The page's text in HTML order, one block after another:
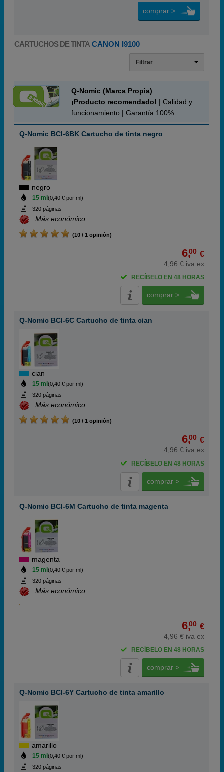
comprar >
CARTUCHOS DE TINTA CANON I9100
Filtrar
Q-Nomic (Marca Propia)
¡Producto recomendado! | Calidad y
funcionamiento | Garantía 100%
Q-Nomic BCI-6BK Cartucho de tinta negro
negro
15 ml (0,40 € por ml)
320 páginas
Más económico
(10 / 1 opinión)
6,00 €
4,96 € iva ex
RECÍBELO EN 48 HORAS
comprar >
Q-Nomic BCI-6C Cartucho de tinta cian
cian
15 ml (0,40 € por ml)
320 páginas
Más económico
(10 / 1 opinión)
6,00 €
4,96 € iva ex
RECÍBELO EN 48 HORAS
comprar >
Q-Nomic BCI-6M Cartucho de tinta magenta
magenta
15 ml (0,40 € por ml)
320 páginas
Más económico
6,00 €
4,96 € iva ex
RECÍBELO EN 48 HORAS
comprar >
Q-Nomic BCI-6Y Cartucho de tinta amarillo
amarillo
15 ml (0,40 € por ml)
320 páginas